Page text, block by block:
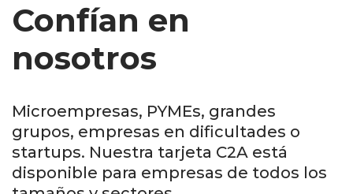
Confían en
nosotros
Microempresas, PYMEs, grandes
grupos, empresas en dificultades o
startups. Nuestra tarjeta C2A está
disponible para empresas de todos los